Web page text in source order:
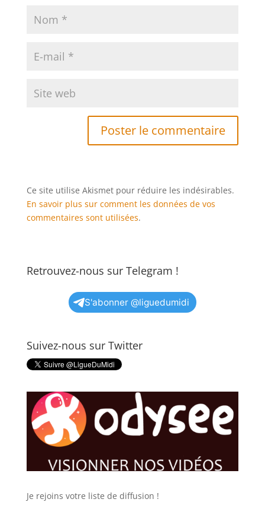
Ce site utilise Akismet pour réduire les indésirables.
En savoir plus sur comment les données de vos
commentaires sont utilisées.
Retrouvez-nous sur Telegram !
S'abonner @liguedumidi
Suivez-nous sur Twitter
Je rejoins votre liste de diffusion !